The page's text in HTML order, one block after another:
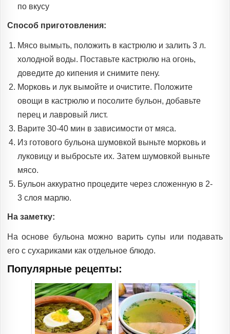
по вкусу
Способ приготовления:
Мясо вымыть, положить в кастрюлю и залить 3 л.
холодной воды. Поставьте кастрюлю на огонь,
доведите до кипения и снимите пену.
Морковь и лук вымойте и очистите. Положите
овощи в кастрюлю и посолите бульон, добавьте
перец и лавровый лист.
Варите 30-40 мин в зависимости от мяса.
Из готового бульона шумовкой выньте морковь и
луковицу и выбросьте их. Затем шумовкой выньте
мясо.
Бульон аккуратно процедите через сложенную в 2-
3 слоя марлю.
На заметку:
На основе бульона можно варить супы или подавать
его с сухариками как отдельное блюдо.
Популярные рецепты: